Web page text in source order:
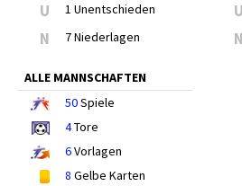
U 1 Unentschieden
N 7 Niederlagen
U
N
ALLE MANNSCHAFTEN
50Spiele
4Tore
6Vorlagen
8 Gelbe Karten